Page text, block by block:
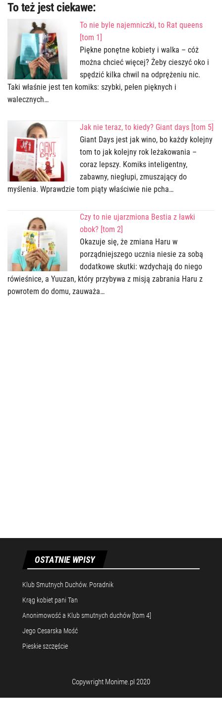
To też jest ciekawe:
To nie byle najemniczki, to Rat queens
[tom 1]
Piękne ponętne kobiety i walka – cóż
można chcieć więcej? Żeby cieszyć oko i
spędzić kilka chwil na odprężeniu nic.
Taki właśnie jest ten komiks: szybki, pełen pięknych i
walecznych…
Jak nie teraz, to kiedy? Giant days [tom 5]
Giant Days jest jak wino, bo każdy kolejny
tom to jak kolejny rok leżakowania –
coraz lepszy. Komiks inteligentny,
zabawny, niegłupi, zmuszający do
myślenia. Wprawdzie tom piąty właściwie nie pcha…
Czy to nie ujarzmiona Bestia z ławki
obok? [tom 2]
Okazuje się, że zmiana Haru w
porządniejszego ucznia niesie za sobą
dodatkowe skutki: wzdychają do niego
rówieśnice, a Yuuzan, który przybywa z misją zabrania Haru z
powrotem do domu, zauważa…
OSTATNIE WPISY
Klub Smutnych Duchów. Poradnik
Krąg kobiet pani Tan
Anonimowość a Klub smutnych duchów [tom 4]
Jego Cesarska Mość
Pieskie szczęście
Copywright Monime.pl 2020